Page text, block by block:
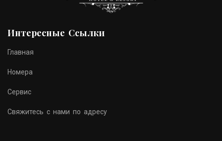
Интересные Ссылки
Главная
Номера
Сервис
Свяжитесь с нами по адресу